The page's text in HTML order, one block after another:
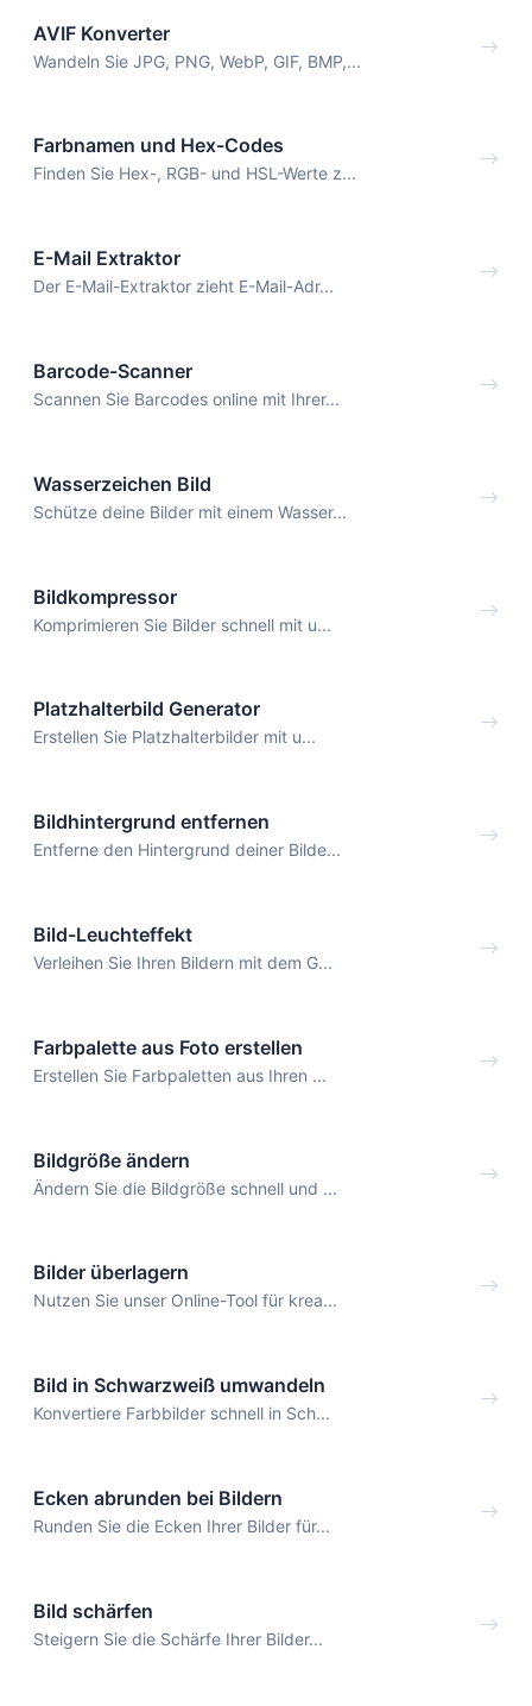
AVIF Konverter
Wandeln Sie JPG, PNG, WebP, GIF, BMP,...
Farbnamen und Hex-Codes
Finden Sie Hex-, RGB- und HSL-Werte z...
E-Mail Extraktor
Der E-Mail-Extraktor zieht E-Mail-Adr...
Barcode-Scanner
Scannen Sie Barcodes online mit Ihrer...
Wasserzeichen Bild
Schütze deine Bilder mit einem Wasser...
Bildkompressor
Komprimieren Sie Bilder schnell mit u...
Platzhalterbild Generator
Erstellen Sie Platzhalterbilder mit u...
Bildhintergrund entfernen
Entferne den Hintergrund deiner Bilde...
Bild-Leuchteffekt
Verleihen Sie Ihren Bildern mit dem G...
Farbpalette aus Foto erstellen
Erstellen Sie Farbpaletten aus Ihren ...
Bildgröße ändern
Ändern Sie die Bildgröße schnell und ...
Bilder überlagern
Nutzen Sie unser Online-Tool für krea...
Bild in Schwarzweiß umwandeln
Konvertiere Farbbilder schnell in Sch...
Ecken abrunden bei Bildern
Runden Sie die Ecken Ihrer Bilder für...
Bild schärfen
Steigern Sie die Schärfe Ihrer Bilder...